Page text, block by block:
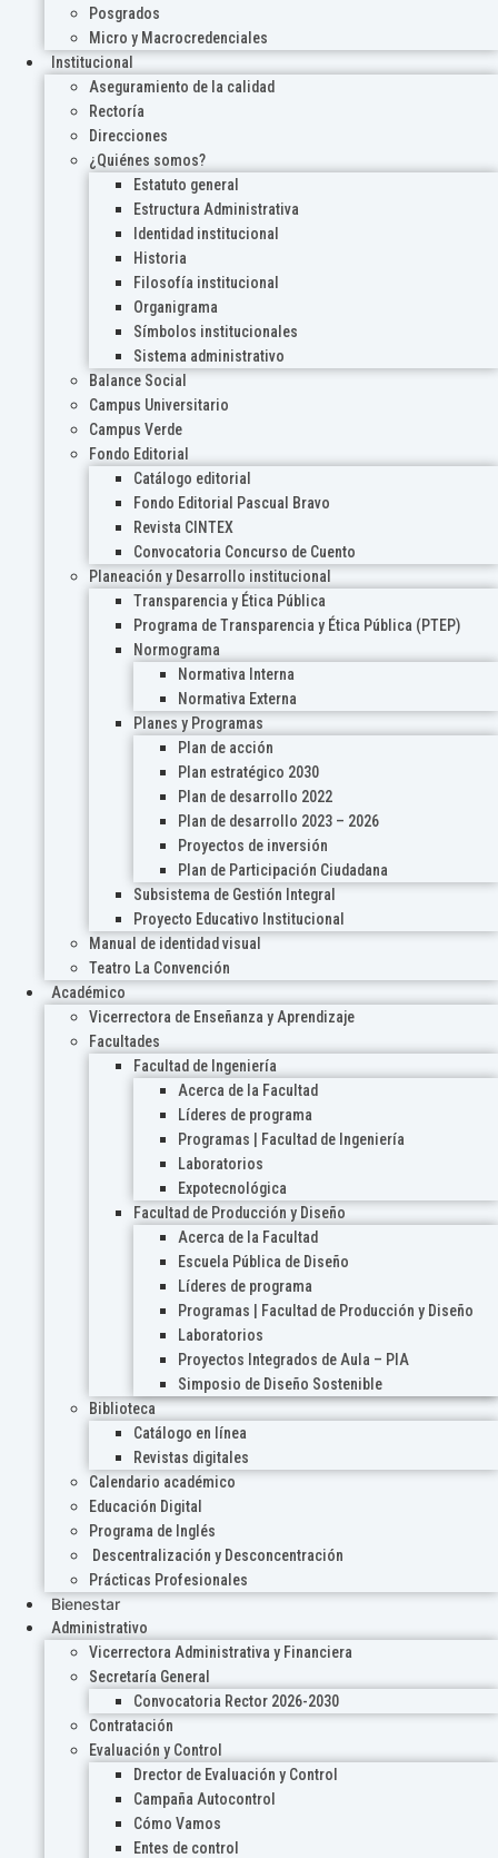
Posgrados
Micro y Macrocredenciales
Institucional
Aseguramiento de la calidad
Rectoría
Direcciones
¿Quiénes somos?
Estatuto general
Estructura Administrativa
Identidad institucional
Historia
Filosofía institucional
Organigrama
Símbolos institucionales
Sistema administrativo
Balance Social
Campus Universitario
Campus Verde
Fondo Editorial
Catálogo editorial
Fondo Editorial Pascual Bravo
Revista CINTEX
Convocatoria Concurso de Cuento
Planeación y Desarrollo institucional
Transparencia y Ética Pública
Programa de Transparencia y Ética Pública (PTEP)
Normograma
Normativa Interna
Normativa Externa
Planes y Programas
Plan de acción
Plan estratégico 2030
Plan de desarrollo 2022
Plan de desarrollo 2023 – 2026
Proyectos de inversión
Plan de Participación Ciudadana
Subsistema de Gestión Integral
Proyecto Educativo Institucional
Manual de identidad visual
Teatro La Convención
Académico
Vicerrectora de Enseñanza y Aprendizaje
Facultades
Facultad de Ingeniería
Acerca de la Facultad
Líderes de programa
Programas | Facultad de Ingeniería
Laboratorios
Expotecnológica
Facultad de Producción y Diseño
Acerca de la Facultad
Escuela Pública de Diseño
Líderes de programa
Programas | Facultad de Producción y Diseño
Laboratorios
Proyectos Integrados de Aula – PIA
Simposio de Diseño Sostenible
Biblioteca
Catálogo en línea
Revistas digitales
Calendario académico
Educación Digital
Programa de Inglés
Descentralización y Desconcentración
Prácticas Profesionales
Bienestar
Administrativo
Vicerrectora Administrativa y Financiera
Secretaría General
Convocatoria Rector 2026-2030
Contratación
Evaluación y Control
Drector de Evaluación y Control
Campaña Autocontrol
Cómo Vamos
Entes de control